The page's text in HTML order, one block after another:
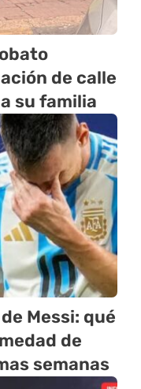
de calle
su familia
Messi: qué
de
semanas